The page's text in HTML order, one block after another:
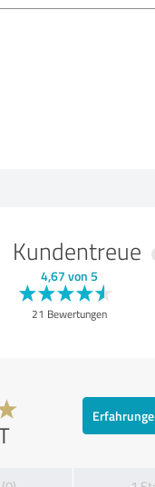
Kundentreue
4,67 von 5
21 Bewertungen